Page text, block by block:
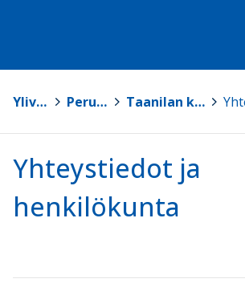
Ylivieska Peruskoulut > Taanilan koulu (0.-9. lk) >
Yhteystiedot ja
henkilökunta